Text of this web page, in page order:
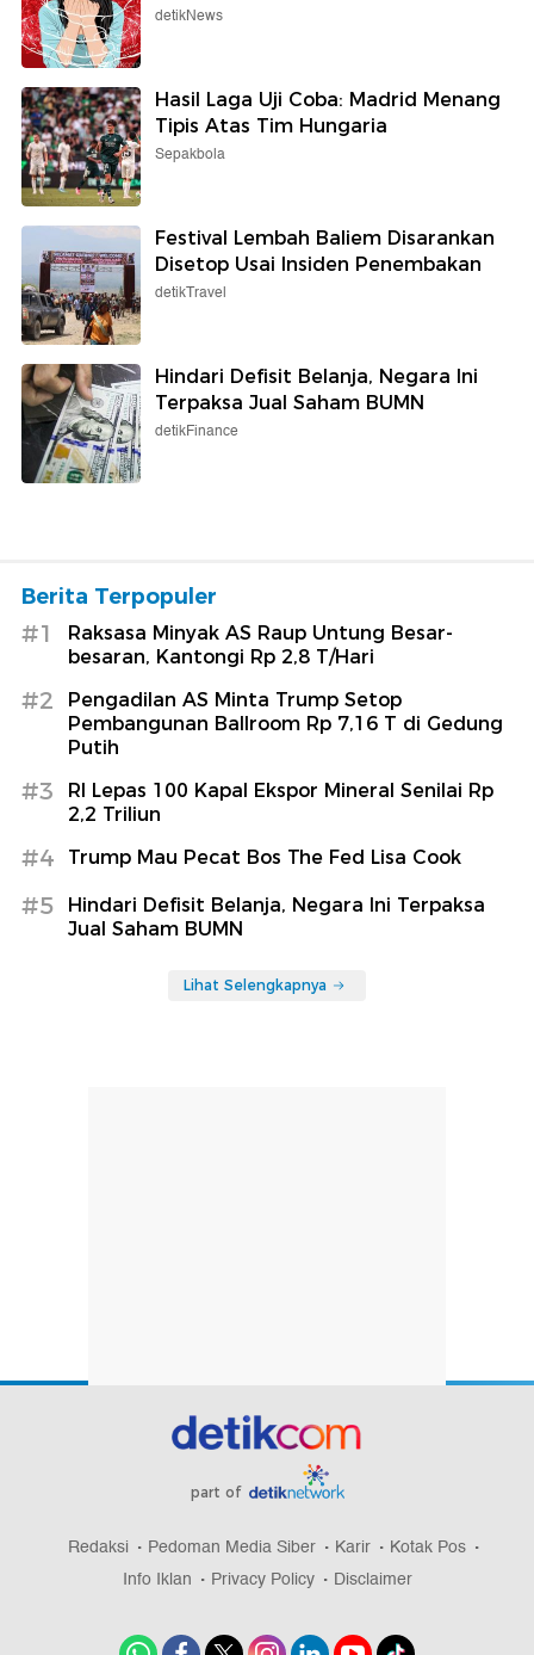
detikNews
Hasil Laga Uji Coba: Madrid Menang
Tipis Atas Tim Hungaria
Sepakbola
Festival Lembah Baliem Disarankan
Disetop Usai Insiden Penembakan
detikTravel
Hindari Defisit Belanja, Negara Ini
Terpaksa Jual Saham BUMN
detikFinance
Berita Terpopuler
#1
Raksasa Minyak AS Raup Untung Besar-
besaran, Kantongi Rp 2,8 T/Hari
#2
Pengadilan AS Minta Trump Setop
Pembangunan Ballroom Rp 7,16 T di Gedung
Putih
#3
RI Lepas 100 Kapal Ekspor Mineral Senilai Rp
2,2 Triliun
#4 Trump Mau Pecat Bos The Fed Lisa Cook
#5
Hindari Defisit Belanja, Negara Ini Terpaksa
Jual Saham BUMN
Lihat Selengkapnya
part of
Redaksi Pedoman Media Siber Karir
Kotak Pos
Info Iklan
Privacy Policy Disclaimer